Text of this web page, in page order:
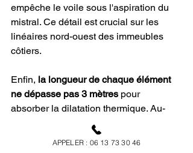
empêche le voile sous l'aspiration du
mistral. Ce détail est crucial sur les
linéaires nord-ouest des immeubles
côtiers.
Enfin, la longueur de chaque élément
ne dépasse pas 3 mètres pour
absorber la dilatation thermique. Au-
delà, le métal travaille trop et fissure les
joints d'éclisses en moins de cinq ans.
APPELER : 06 13 73 30 46